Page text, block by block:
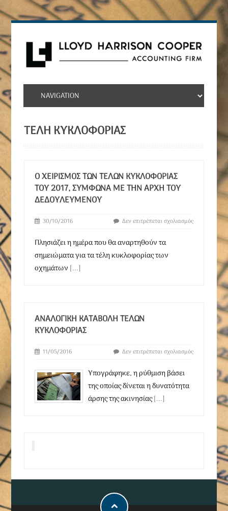
ΤΈΛΗ ΚΥΚΛΟΦΟΡΊΑΣ
Ο ΧΕΙΡΙΣΜΌΣ ΤΩΝ ΤΕΛΏΝ ΚΥΚΛΟΦΟΡΊΑΣ
ΤΟΥ 2017, ΣΎΜΦΩΝΑ ΜΕ ΤΗΝ ΑΡΧΉ ΤΟΥ
ΔΕΔΟΥΛΕΥΜΈΝΟΥ
30/10/2016 Δεν επιτρέπεται σχολιασμός
Πλησιάζει η ημέρα που θα αναρτηθούν τα
σημειώματα για τα τέλη κυκλοφορίας των
οχημάτων [...]
ΑΝΑΛΟΓΙΚΉ ΚΑΤΑΒΟΛΉ ΤΕΛΏΝ
ΚΥΚΛΟΦΟΡΊΑΣ
11/05/2016 Δεν επιτρέπεται σχολιασμός
Υπογράφηκε, η ρύθμιση βάσει
της οποίας δίνεται η δυνατότητα
άρσης της ακινησίας[...]